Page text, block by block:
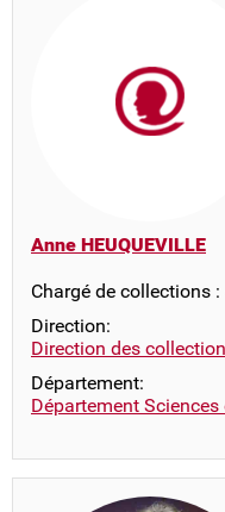
Anne HEUQUEVILLE
Chargé de collections
Direction:
Direction des
Département:
Département